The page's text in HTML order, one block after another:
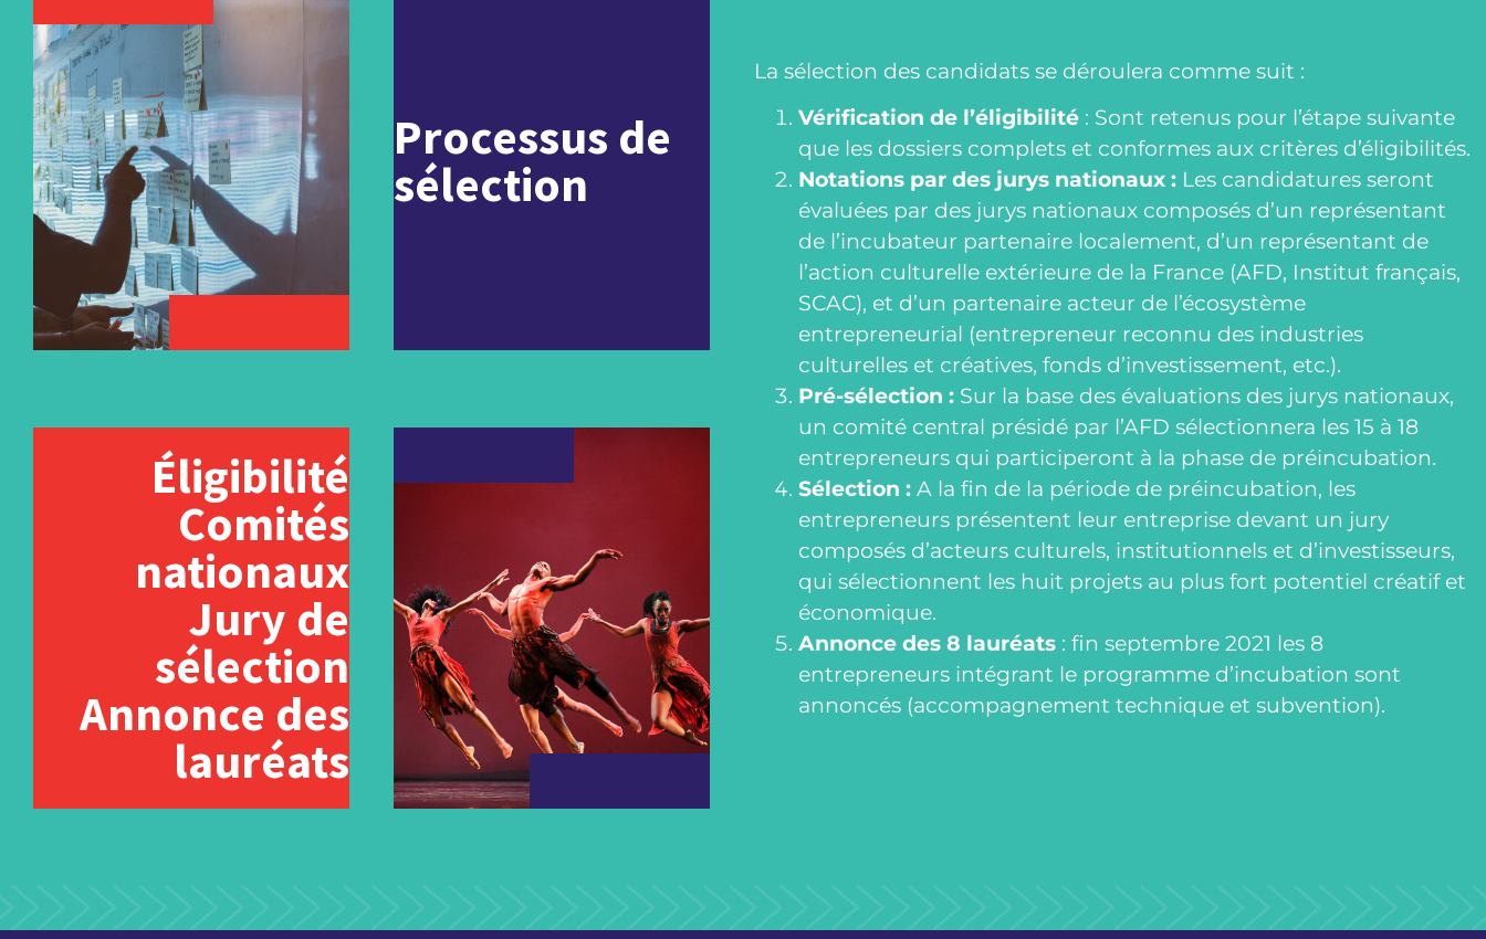
Processus de
sélection
Éligibilité
Comités
nationaux
Jury de
sélection
Annonce des
lauréats
La sélection des candidats se déroulera comme suit :
Vérification de l’éligibilité : Sont retenus pour l’étape suivante
que les dossiers complets et conformes aux critères d’éligibilités.
Notations par des jurys nationaux : Les candidatures seront
évaluées par des jurys nationaux composés d’un représentant
de l’incubateur partenaire localement, d’un représentant de
l’action culturelle extérieure de la France (AFD, Institut français,
SCAC), et d’un partenaire acteur de l’écosystème
entrepreneurial (entrepreneur reconnu des industries
culturelles et créatives, fonds d’investissement, etc.).
Pré-sélection : Sur la base des évaluations des jurys nationaux,
un comité central présidé par l’AFD sélectionnera les 15 à 18
entrepreneurs qui participeront à la phase de préincubation.
Sélection : A la fin de la période de préincubation, les
entrepreneurs présentent leur entreprise devant un jury
composés d’acteurs culturels, institutionnels et d’investisseurs,
qui sélectionnent les huit projets au plus fort potentiel créatif et
économique.
Annonce des 8 lauréats : fin septembre 2021 les 8
entrepreneurs intégrant le programme d’incubation sont
annoncés (accompagnement technique et subvention).